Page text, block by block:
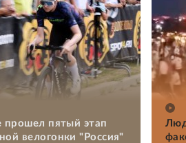
прошел пятый этап
велогонки "Россия"